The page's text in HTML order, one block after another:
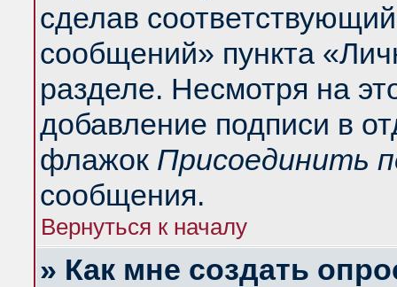
сделав
сообщений» пункта
разделе. Несмотря на
добавление подписи в
флажок Присоединить
сообщения.
Вернуться к началу
» Как мне создать